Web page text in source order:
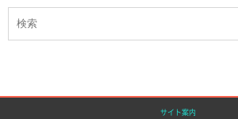
サイト案内